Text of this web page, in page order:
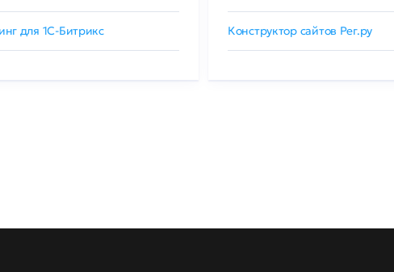
для 1C-Битрикс Конструктор сайтов Рег.ру